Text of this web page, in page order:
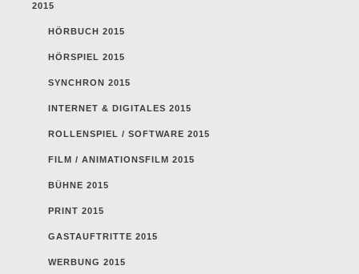
2015
HÖRBUCH 2015
HÖRSPIEL 2015
SYNCHRON 2015
INTERNET & DIGITALES 2015
ROLLENSPIEL / SOFTWARE 2015
FILM / ANIMATIONSFILM 2015
BÜHNE 2015
PRINT 2015
GASTAUFTRITTE 2015
WERBUNG 2015